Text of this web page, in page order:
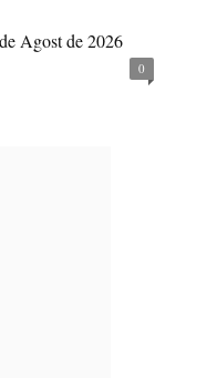
Agost de 2026
0